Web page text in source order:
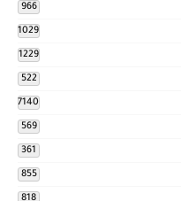
966
1029
1229
522
7140
569
361
855
818